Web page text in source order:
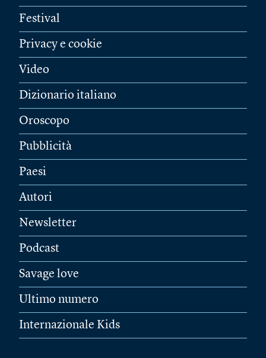
Festival
Privacy e cookie
Video
Dizionario italiano
Oroscopo
Pubblicità
Paesi
Autori
Newsletter
Podcast
Savage love
Ultimo numero
Internazionale Kids